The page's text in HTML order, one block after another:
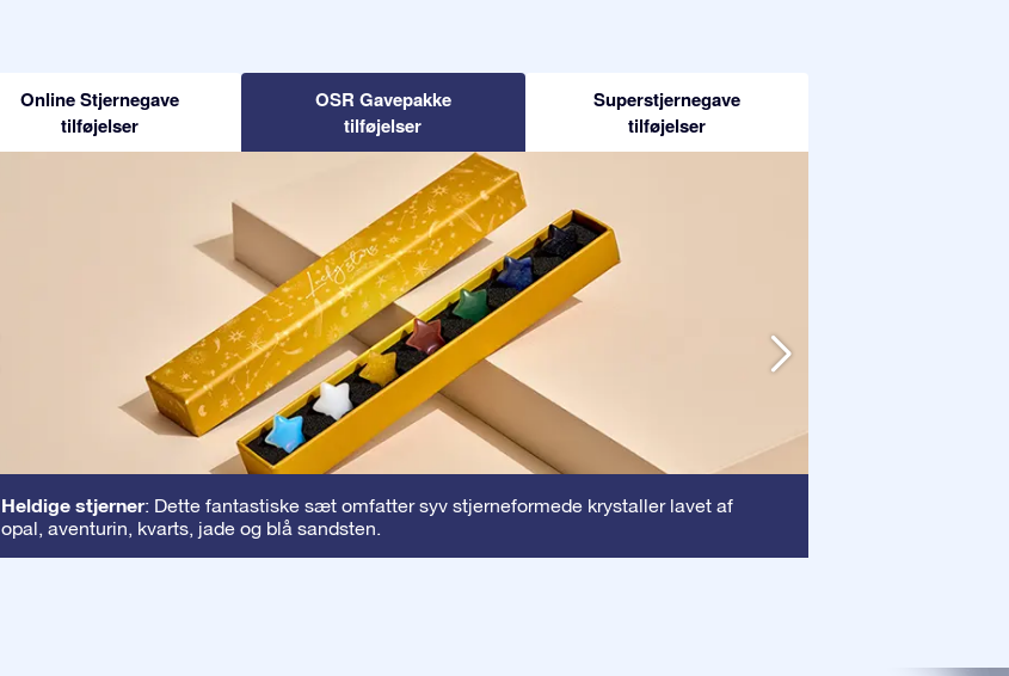
Online Stjernegave
tilføjelser
OSR Gavepakke
tilføjelser
Superstjernegave
tilføjelser
Heldige stjerner: Dette fantastiske sæt omfatter syv stjerneformede krystaller lavet af
opal, aventurin, kvarts, jade og blå sandsten.